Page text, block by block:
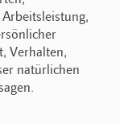
Verhalten,
natürlichen